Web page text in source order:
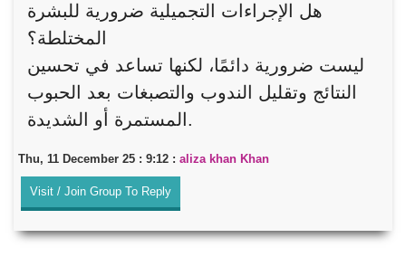
هل الإجراءات التجميلية ضرورية للبشرة
المختلطة؟
ليست ضرورية دائمًا، لكنها تساعد في تحسين
النتائج وتقليل الندوب والتصبغات بعد الحبوب
المستمرة أو الشديدة.
Thu, 11 December 25 : 9:12 : aliza khan Khan
Visit / Join Group To Reply